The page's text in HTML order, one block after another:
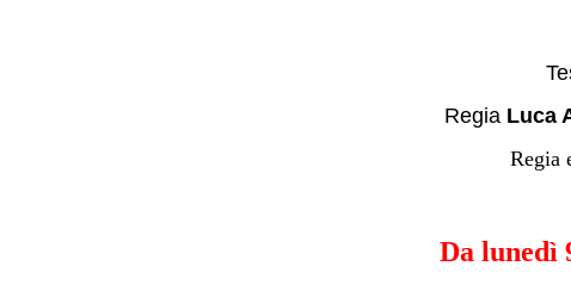
Regia Luca
Regia
Da lunedì